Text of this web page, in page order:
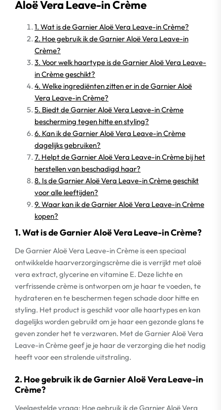
Aloë Vera Leave-in Crème
1. Wat is de Garnier Aloë Vera Leave-in Crème?
2. Hoe gebruik ik de Garnier Aloë Vera Leave-in
Crème?
3. Voor welk haartype is de Garnier Aloë Vera Leave-
in Crème geschikt?
4. Welke ingrediënten zitten er in de Garnier Aloë
Vera Leave-in Crème?
5. Biedt de Garnier Aloë Vera Leave-in Crème
bescherming tegen hitte en styling?
6. Kan ik de Garnier Aloë Vera Leave-in Crème
dagelijks gebruiken?
7. Helpt de Garnier Aloë Vera Leave-in Crème bij het
herstellen van beschadigd haar?
8. Is de Garnier Aloë Vera Leave-in Crème geschikt
voor alle leeftijden?
9. Waar kan ik de Garnier Aloë Vera Leave-in Crème
kopen?
1. Wat is de Garnier Aloë Vera Leave-in Crème?
De Garnier Aloë Vera Leave-in Crème is een speciaal
ontwikkelde haarverzorgingscrème die is verrijkt met aloë
vera extract, glycerine en vitamine E. Deze lichte en
verfrissende crème is ontworpen om je haar te voeden, te
hydrateren en te beschermen tegen schade door hitte en
styling. Het product is geschikt voor alle haartypes en kan
dagelijks worden gebruikt om je haar een gezonde glans te
geven zonder het te verzwaren. Met de Garnier Aloë Vera
Leave-in Crème geef je je haar de verzorging die het nodig
heeft voor een stralende uitstraling.
2. Hoe gebruik ik de Garnier Aloë Vera Leave-in
Crème?
Veelgestelde vraag: Hoe gebruik ik de Garnier Aloë Vera